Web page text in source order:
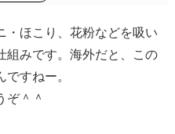
・ほこり、花粉などを吸い
組みです。海外だと、この
すねー。
ぞ＾＾